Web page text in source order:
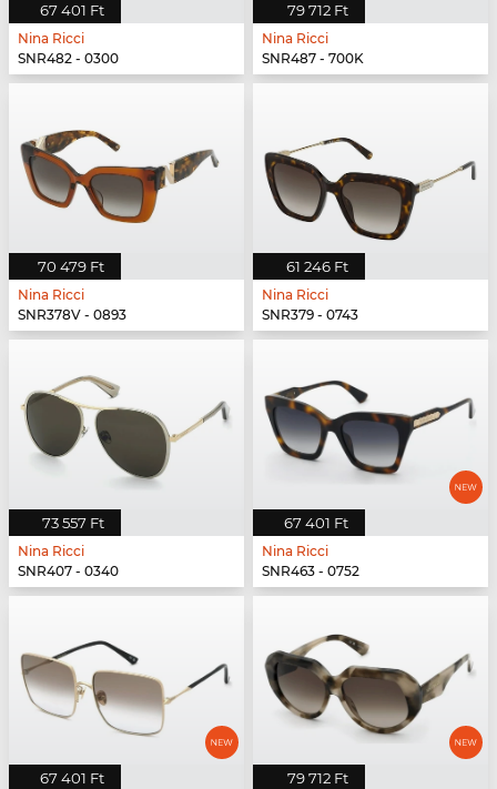
67 401 Ft
Nina Ricci
SNR482 - 0300
79 712 Ft
Nina Ricci
SNR487 - 700K
70 479 Ft
Nina Ricci
SNR378V - 0893
61 246 Ft
Nina Ricci
SNR379 - 0743
73 557 Ft
Nina Ricci
SNR407 - 0340
67 401 Ft
Nina Ricci
SNR463 - 0752
67 401 Ft 79 712 Ft